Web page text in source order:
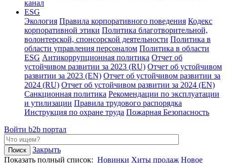
канал
ESG
Экология Правила корпоративного поведения Кодекс
корпоративной этики Политика благотворительной,
волонтерской, спонсорской деятельности Политика в
области управления персоналом Политика в области
ESG Антикоррупционная политика Отчет об
устойчивом развитии за 2023 (RU) Отчет об устойчивом
развитии за 2023 (EN) Отчет об устойчивом развитии за
2024 (RU) Отчет об устойчивом развитии за 2024 (EN)
Санкционная политика Рекомендации по эксплуатации
и утилизации Правила трудового распорядка
Инструкция по охране труда Пожарная Безопасность
Войти b2b портал
Закрыть
Показать полный список: Новинки Хиты продаж Новое